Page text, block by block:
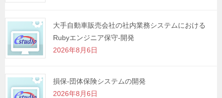
大手自動車販売会社の社内業務システムにおける
Rubyエンジニア保守-開発
2026年8月6日
損保-団体保険システムの開発
2026年8月6日